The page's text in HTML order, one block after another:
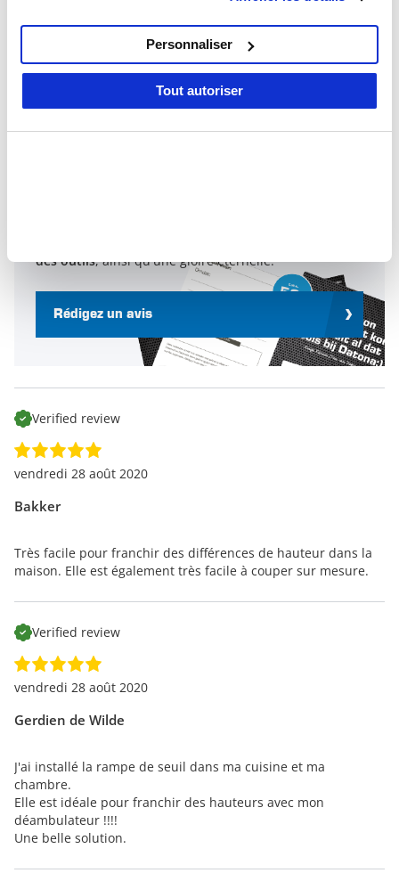
Tout autoriser
Personnaliser
3
0
des outils, ainsi qu'une gloire éternelle.
Rédigez un avis
Verified review
Bakker
vendredi 28 août 2020
Très facile pour franchir des différences de hauteur dans la
maison. Elle est également très facile à couper sur mesure.
Verified review
Gerdien de Wilde
vendredi 28 août 2020
J'ai installé la rampe de seuil dans ma cuisine et ma
chambre.
Elle est idéale pour franchir des hauteurs avec mon
déambulateur !!!!
Une belle solution.